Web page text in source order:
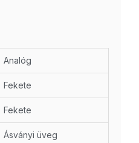
Analóg
Fekete
Fekete
Ásványi üveg